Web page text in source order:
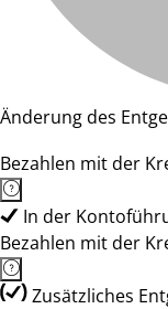
Änderung des
Bezahlen mit der
In der
Bezahlen mit der
Zusätzliches